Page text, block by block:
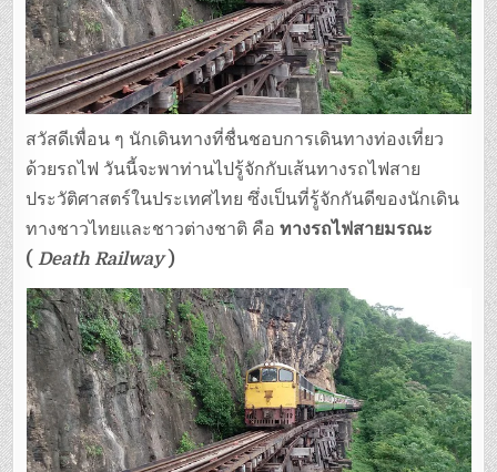
สวัสดีเพื่อน ๆ นักเดินทางที่ชื่นชอบการเดินทางท่องเที่ยว
ด้วยรถไฟ วันนี้จะพาท่านไปรู้จักกับเส้นทางรถไฟสาย
ประวัติศาสตร์ในประเทศไทย ซึ่งเป็นที่รู้จักกันดีของนักเดิน
ทางชาวไทยและชาวต่างชาติ คือทางรถไฟสายมรณะ
(Death Railway)